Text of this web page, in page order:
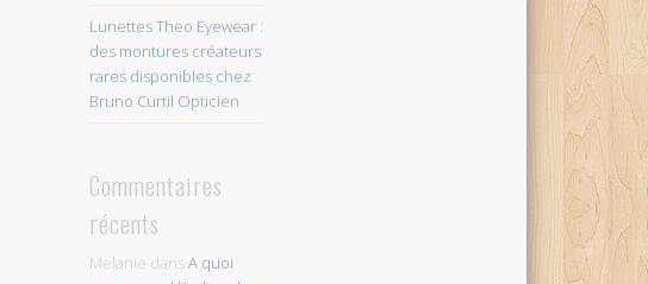
Lunettes Theo Eyewear :
des montures créateurs
rares disponibles chez
Bruno Curtil Opticien
Commentaires
récents
Melanie dansA quoi